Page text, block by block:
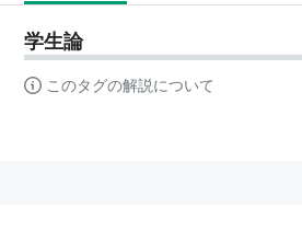
学生論
このタグの解説について